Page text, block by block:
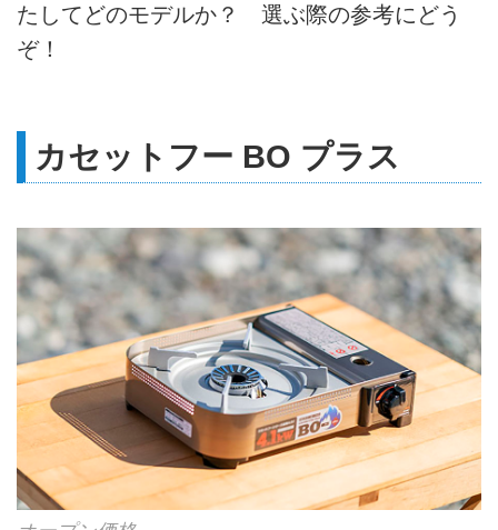
たしてどのモデルか？ 選ぶ際の参考にどう
ぞ！
カセットフー BO プラス